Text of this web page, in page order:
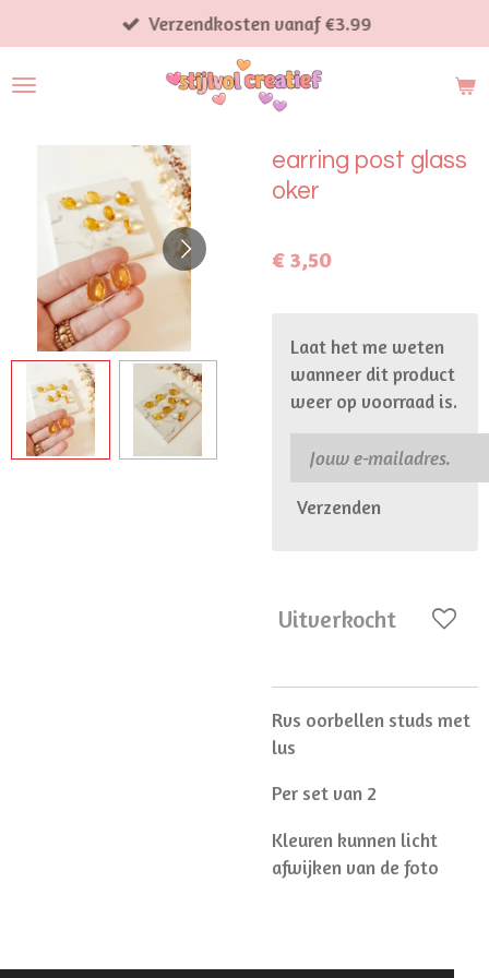
direct
naar
Verzendkosten vanaf €3.99
earring post glass
oker
€ 3,50
Laat het me weten
wanneer dit product
weer op voorraad is.
Verzenden
Uitverkocht
Rvs oorbellen studs met
lus
Per set van 2
Kleuren kunnen licht
afwijken van de foto